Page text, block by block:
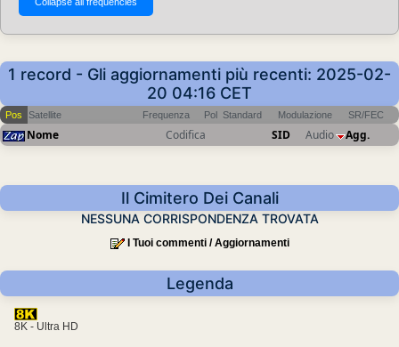
1 record - Gli aggiornamenti più recenti: 2025-02-
20 04:16 CET
Pos Satellite Frequenza Pol Standard Modulazione SR/FEC
Nome Codifica SID Audio Agg.
Il Cimitero Dei Canali
NESSUNA CORRISPONDENZA TROVATA
I Tuoi commenti / Aggiornamenti
Legenda
8K - Ultra HD